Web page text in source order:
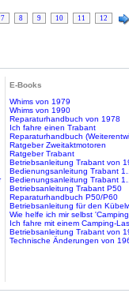
7 8 9 10 11 12
E-Books
Whims von 1979
Whims von 1990
Reparaturhandbuch von 1978
Ich fahre einen Trabant
Reparaturhandbuch
Ratgeber Zweitaktmotoren
Ratgeber Trabant
Betriebsanleitung Trabant von
Bedienungsanleitung Trabant
Bedienungsanleitung Trabant
Betriebsanleitung Trabant P50
Reparaturhandbuch P50/P60
Betriebsanleitung für den
Wie helfe ich mir selbst
Ich fahre mit einem Camping-
Betriebsanleitung Trabant von
Technische Änderungen von